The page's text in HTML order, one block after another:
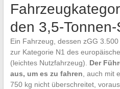
den 3,5-
Ein Fahrzeug, dessen zGG
zur Kategorie N1 des
(leichtes Nutzfahrzeug). Der
aus, um es zu fahren , auch mit
750 kg nicht überschreitet,